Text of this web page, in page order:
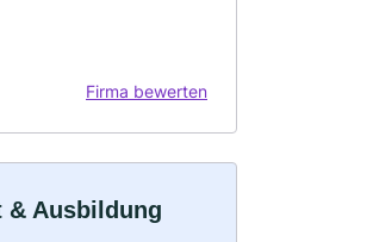
Firma bewerten
& Ausbildung